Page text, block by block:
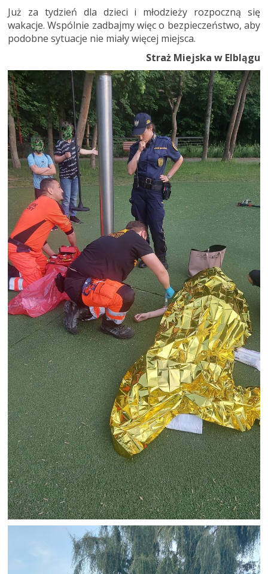
Już za tydzień dla dzieci i młodzieży rozpoczną się
wakacje. Wspólnie zadbajmy więc o bezpieczeństwo, aby
podobne sytuacje nie miały więcej miejsca.
Straż Miejska w Elblągu